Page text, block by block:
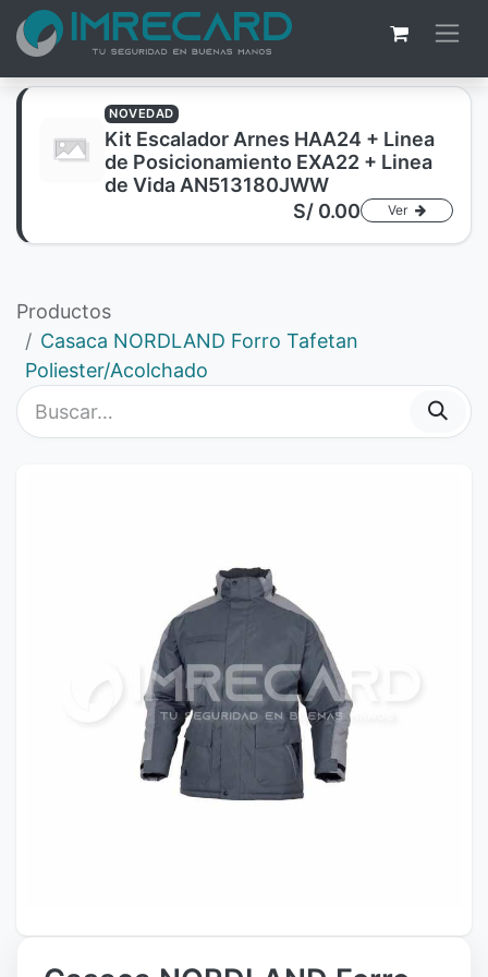
NOVEDAD
Kit Escalador Arnes HAA24 + Linea
de Posicionamiento EXA22 + Linea
de Vida AN513180JWW
S/ 0.00 Ver
Productos
Casaca NORDLAND Forro Tafetan
Poliester/Acolchado